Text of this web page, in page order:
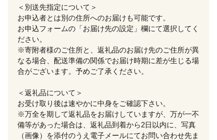
＜別送先指定について＞
お申込者とは別の住所へのお届けも可能です。
お申込フォームの「お届け先の設定」欄にて選択してく
ださい。
※寄附者様のご住所と、返礼品のお届け先のご住所が異
なる場合、配送準備の関係でお届け時期に差が生じる場
合がございます。予めご了承ください。
＜返礼品について＞
お受け取り後は速やかに中身をご確認下さい。
※万全を期して返礼品をお届けしていますが、万が一不
備等があった場合は、返礼品到着から2日以内に、写真
（画像）を添付のうえ電子メールにてお問い合わせ先ま